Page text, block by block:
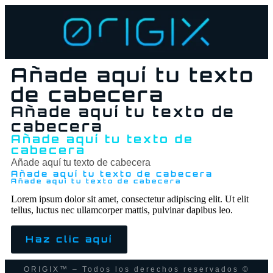
Añade aquí tu texto
de cabecera
Añade aquí tu texto de
cabecera
Añade aquí tu texto de
cabecera
Añade aquí tu texto de cabecera
Añade aquí tu texto de cabecera
Añade aquí tu texto de cabecera
Lorem ipsum dolor sit amet, consectetur adipiscing elit. Ut elit
tellus, luctus nec ullamcorper mattis, pulvinar dapibus leo.
Haz clic aquí
ORIGIX™ – Todos los derechos reservados ©